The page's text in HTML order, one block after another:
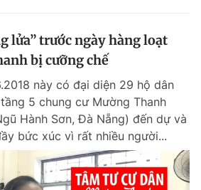
lửa” trước ngày hàng loạt
bị cưỡng chế
này có đại diện 29 hộ dân
5 chung cư Mường Thanh
Hành Sơn, Đà Nẵng) đến dự và
bức xúc vì rất nhiều người...